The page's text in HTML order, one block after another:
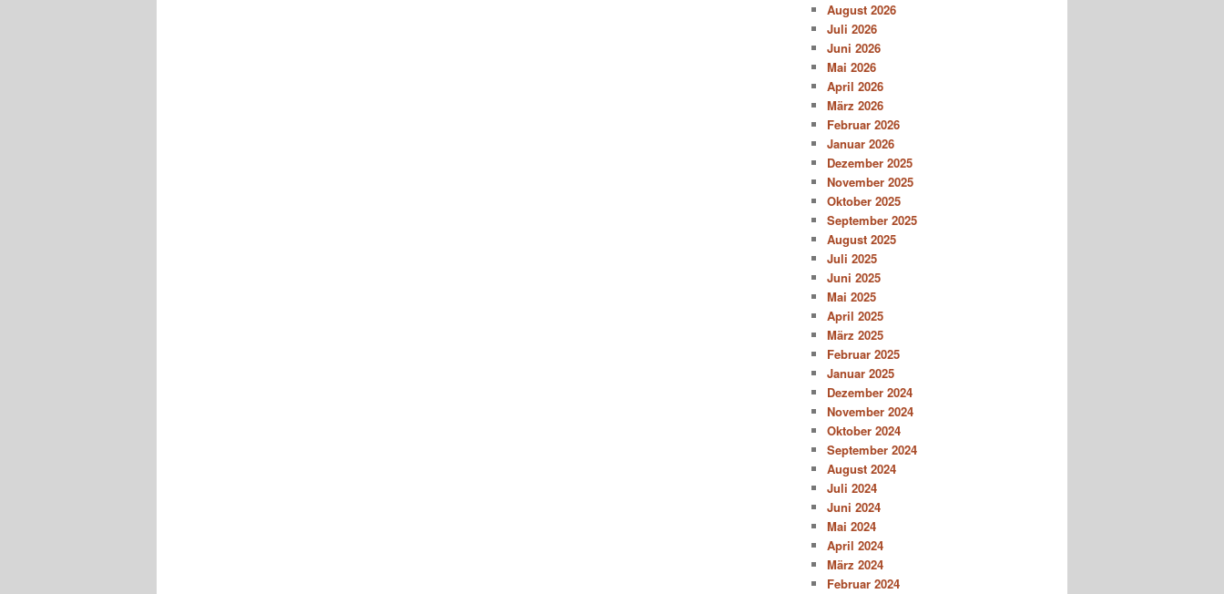
August 2026
Juli 2026
Juni 2026
Mai 2026
April 2026
März 2026
Februar 2026
Januar 2026
Dezember 2025
November 2025
Oktober 2025
September 2025
August 2025
Juli 2025
Juni 2025
Mai 2025
April 2025
März 2025
Februar 2025
Januar 2025
Dezember 2024
November 2024
Oktober 2024
September 2024
August 2024
Juli 2024
Juni 2024
Mai 2024
April 2024
März 2024
Februar 2024